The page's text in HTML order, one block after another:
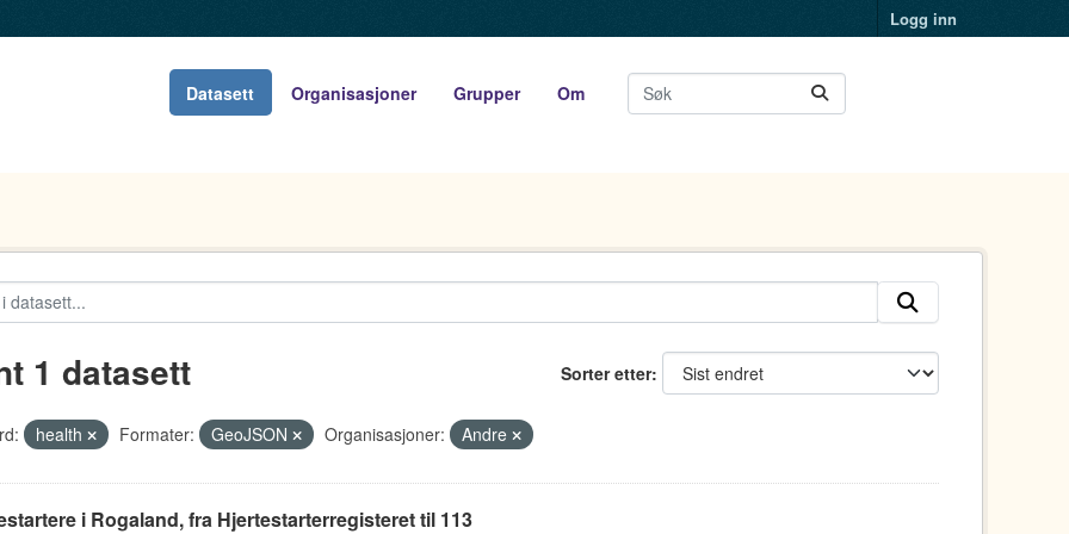
Logg inn
Datasett Organisasjoner Grupper Om
Sorter etter
1 datasett
health Formater: GeoJSON Organisasjoner: Andre
i Rogaland, fra Hjertestarterregisteret til 113